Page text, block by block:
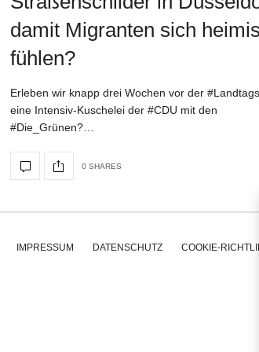
damit Migranten sich
fühlen?
Erleben wir knapp drei Wochen vor der
eine Intensiv-Kuschelei der #CDU mit den
#Die_Grünen?…
0 SHARES
IMPRESSUM DATENSCHUTZ COOKIE-